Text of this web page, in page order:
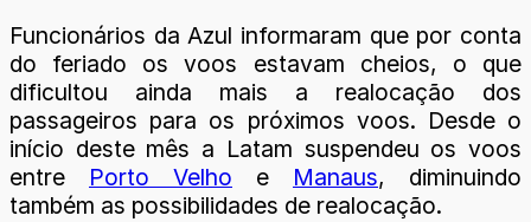
Funcionários da Azul informaram que por conta
do feriado os voos estavam cheios, o que
dificultou ainda mais a realocação dos
passageiros para os próximos voos. Desde o
início deste mês a Latam suspendeu os voos
entre Porto Velho e Manaus, diminuindo
também as possibilidades de realocação.